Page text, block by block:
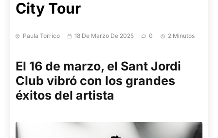
City Tour
Paula Torrico 18 De Marzo De 2025 0 2 Minutos
El 16 de marzo, el Sant Jordi
Club vibró con los grandes
éxitos del artista